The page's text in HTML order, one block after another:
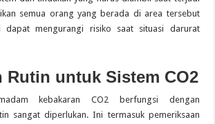
semua orang yang berada di area tersebut
dapat mengurangi risiko saat situasi darurat
Rutin untuk Sistem CO2
kebakaran CO2 berfungsi dengan
sangat diperlukan. Ini termasuk pemeriksaan